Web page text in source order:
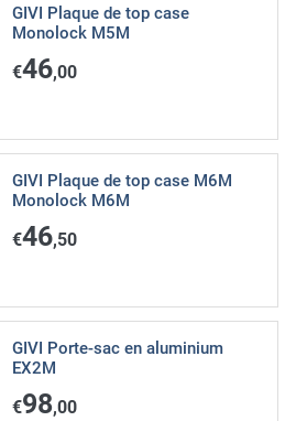
GIVI Plaque de top case
Monolock M5M
€46,00
GIVI Plaque de top case M6M
Monolock M6M
€46,50
GIVI Porte-sac en aluminium
EX2M
€98,00